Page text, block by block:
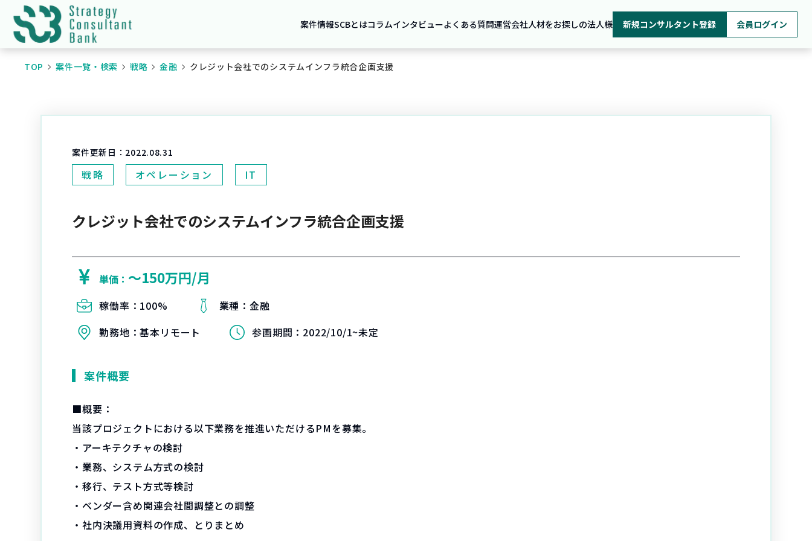
案件情報SCBとはコラムインタビューよくある質問運営会社人材をお探しの法人様 新規コンサルタント登録 会員ログイン
TOP 案件一覧・検索 戦略 金融 クレジット会社でのシステムインフラ統合企画支援
案件更新日： 2022.08.31
戦略 オペレーション IT
クレジット会社でのシステムインフラ統合企画支援
単価： 〜150万円/月
稼働率： 100% 業種：金融
勤務地：基本リモート 参画期間： 2022/10/1~未定
案件概要
■概要：
当該プロジェクトにおける以下業務を推進いただけるPMを募集。
・アーキテクチャの検討
・業務、システム方式の検討
・移行、テスト方式等検討
・ベンダー含め関連会社間調整との調整
・社内決議用資料の作成、とりまとめ